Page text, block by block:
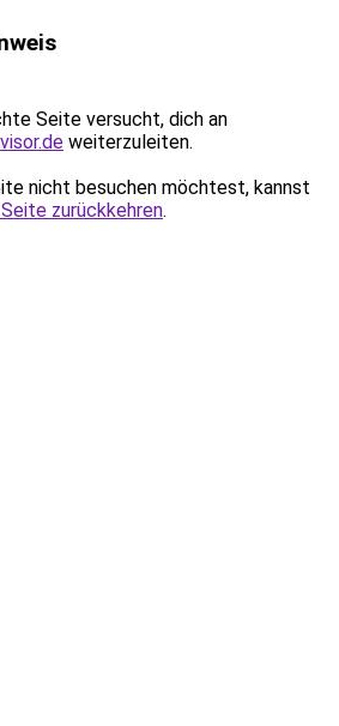
Seite versucht, dich an
weiterzuleiten.
nicht besuchen möchtest, kannst
zurückkehren.